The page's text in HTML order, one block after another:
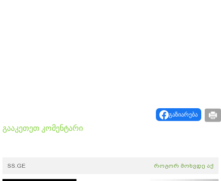
გაზიარება
გააკეთეთ კომენტარი
SS.GE როგორ მოხვდე აქ